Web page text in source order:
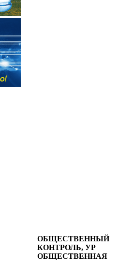
ОБЩЕСТВЕННЫЙ
КОНТРОЛЬ, УР
ОБЩЕСТВЕННАЯ